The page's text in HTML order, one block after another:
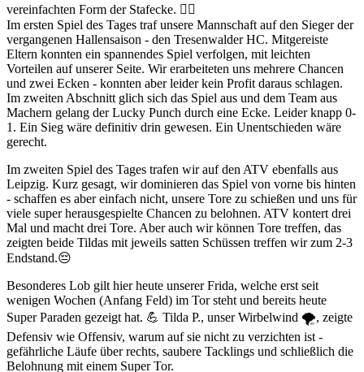
vereinfachten Form der Stafecke. ☝🏻
Im ersten Spiel des Tages traf unsere Mannschaft auf den Sieger der
vergangenen Hallensaison - den Tresenwalder HC. Mitgereiste
Eltern konnten ein spannendes Spiel verfolgen, mit leichten
Vorteilen auf unserer Seite. Wir erarbeiteten uns mehrere Chancen
und zwei Ecken - konnten aber leider kein Profit daraus schlagen.
Im zweiten Abschnitt glich sich das Spiel aus und dem Team aus
Machern gelang der Lucky Punch durch eine Ecke. Leider knapp 0-
1. Ein Sieg wäre definitiv drin gewesen. Ein Unentschieden wäre
gerecht.
Im zweiten Spiel des Tages trafen wir auf den ATV ebenfalls aus
Leipzig. Kurz gesagt, wir dominieren das Spiel von vorne bis hinten
- schaffen es aber einfach nicht, unsere Tore zu schießen und uns für
viele super herausgespielte Chancen zu belohnen. ATV kontert drei
Mal und macht drei Tore. Aber auch wir können Tore treffen, das
zeigten beide Tildas mit jeweils satten Schüssen treffen wir zum 2-3
Endstand.😔
Besonderes Lob gilt hier heute unserer Frida, welche erst seit
wenigen Wochen (Anfang Feld) im Tor steht und bereits heute
Super Paraden gezeigt hat. 💪 Tilda P., unser Wirbelwind 🌪️, zeigte
Defensiv wie Offensiv, warum auf sie nicht zu verzichten ist -
gefährliche Läufe über rechts, saubere Tacklings und schließlich die
Belohnung mit einem Super Tor.